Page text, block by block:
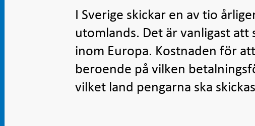
I Sverige skickar en av tio
utomlands. Det är vanligast
inom Europa. Kostnaden för
beroende på vilken
vilket land pengarna ska